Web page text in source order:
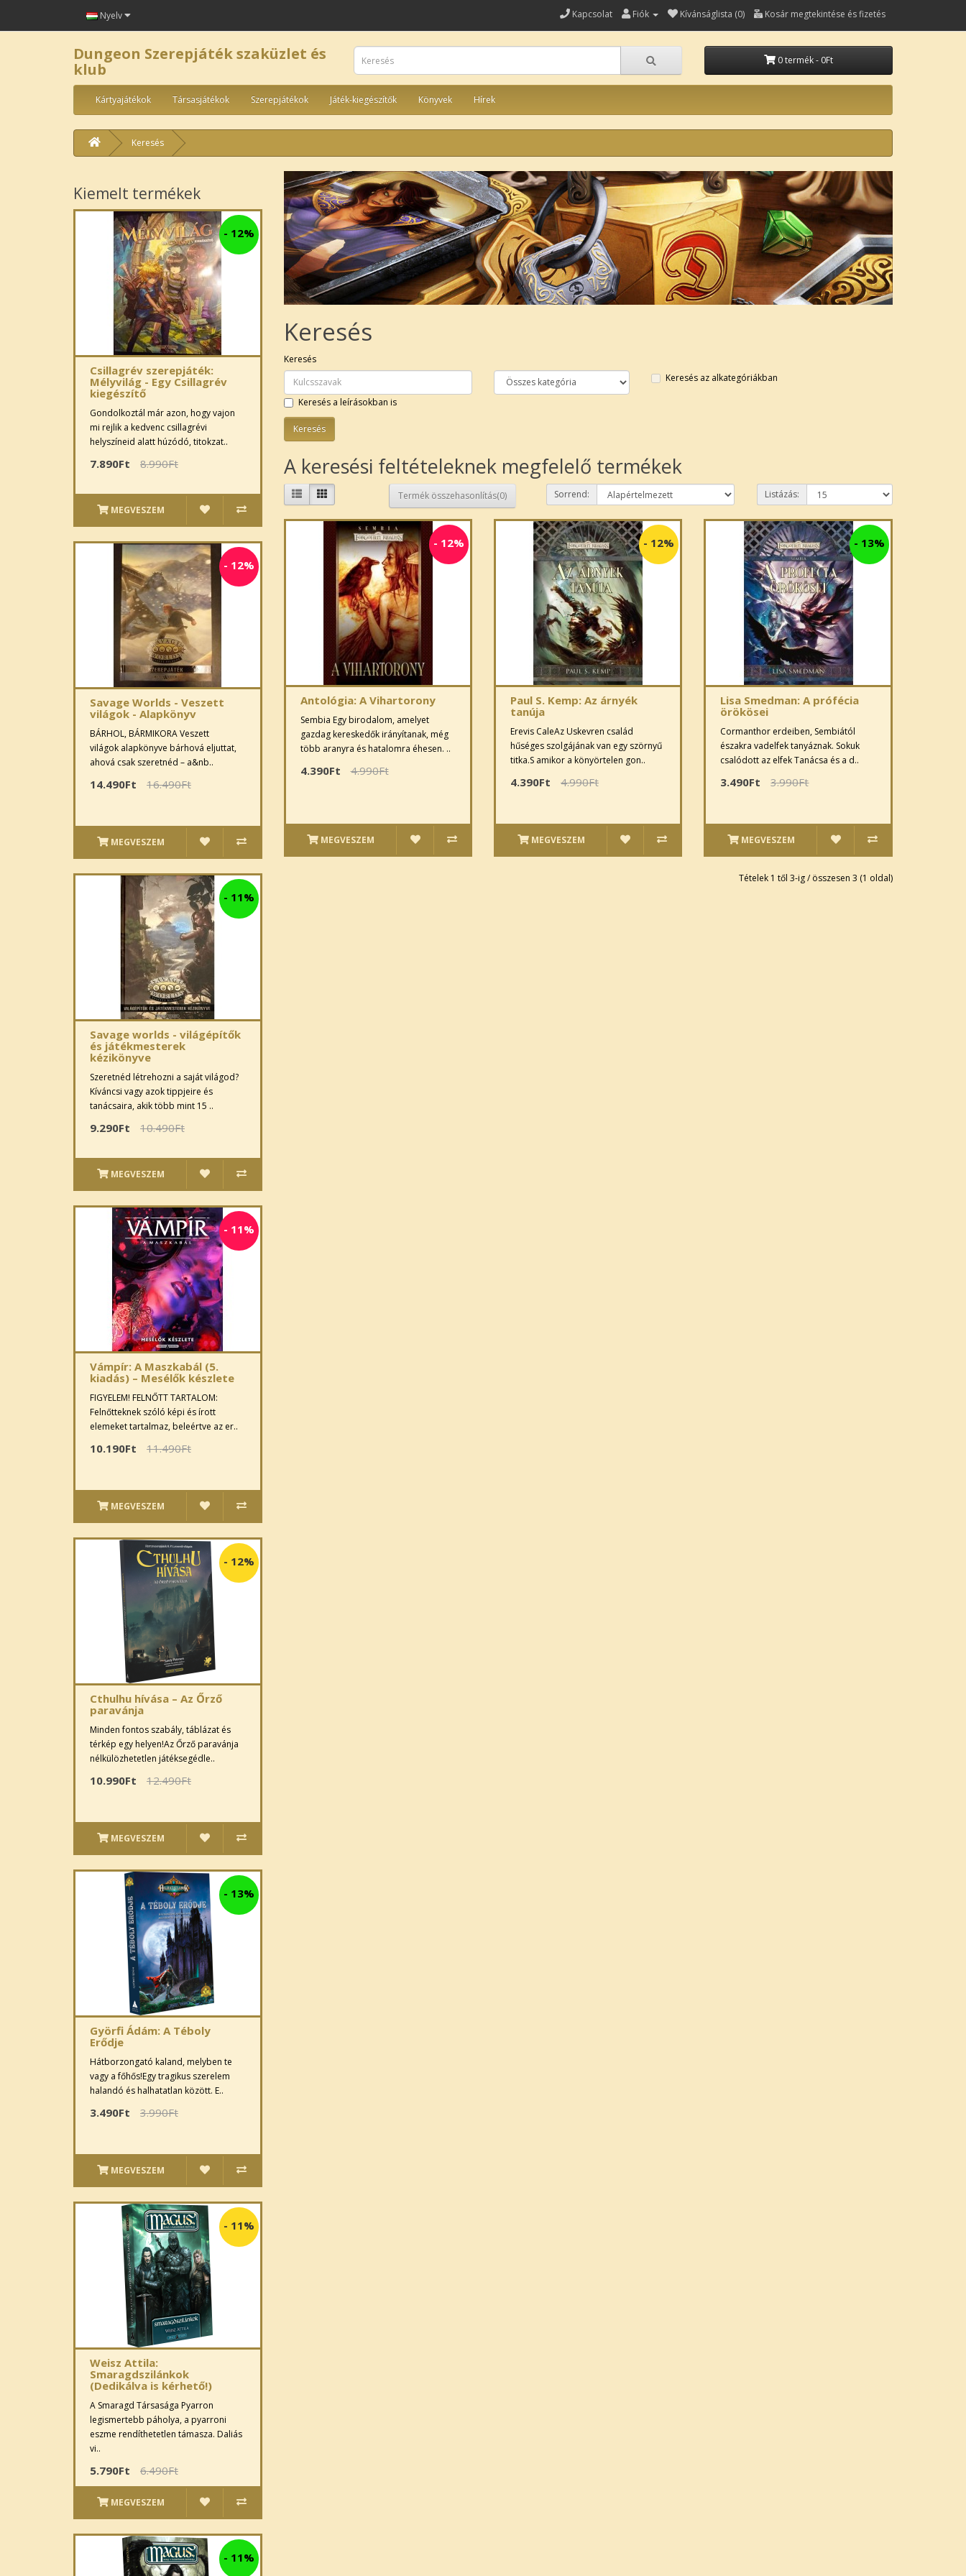
Nyelv Kapcsolat Fiók Kívánságlista (0) Kosár megtekintése és fizetés
Dungeon Szerepjáték szaküzlet és
klub
0 termék - 0Ft
Kártyajátékok Társasjátékok Szerepjátékok Játék-kiegészítők Könyvek Hírek
Keresés
Kiemelt termékek
- 12%
Csillagrév szerepjáték:
Mélyvilág - Egy Csillagrév
kiegészítő
Gondolkoztál már azon, hogy vajon
mi rejlik a kedvenc csillagrévi
helyszíneid alatt húzódó, titokzat..
7.890Ft 8.990Ft
MEGVESZEM
- 12%
Savage Worlds - Veszett
világok - Alapkönyv
BÁRHOL, BÁRMIKORA Veszett
világok alapkönyve bárhová eljuttat,
ahová csak szeretnéd – a&nb..
14.490Ft 16.490Ft
MEGVESZEM
- 11%
Savage worlds - világépítők
és játékmesterek
kézikönyve
Szeretnéd létrehozni a saját világod?
Kíváncsi vagy azok tippjeire és
tanácsaira, akik több mint 15 ..
9.290Ft 10.490Ft
MEGVESZEM
- 11%
Vámpír: A Maszkabál (5.
kiadás) – Mesélők készlete
FIGYELEM! FELNŐTT TARTALOM:
Felnőtteknek szóló képi és írott
elemeket tartalmaz, beleértve az er..
10.190Ft 11.490Ft
MEGVESZEM
- 12%
Cthulhu hívása – Az Őrző
paravánja
Minden fontos szabály, táblázat és
térkép egy helyen!Az Őrző paravánja
nélkülözhetetlen játéksegédle..
10.990Ft 12.490Ft
MEGVESZEM
- 13%
Györfi Ádám: A Téboly
Erődje
Hátborzongató kaland, melyben te
vagy a főhős!Egy tragikus szerelem
halandó és halhatatlan között. E..
3.490Ft 3.990Ft
MEGVESZEM
- 11%
Weisz Attila:
Smaragdszilánkok
(Dedikálva is kérhető!)
A Smaragd Társasága Pyarron
legismertebb páholya, a pyarroni
eszme rendíthetetlen támasza. Daliás
vi..
5.790Ft 6.490Ft
MEGVESZEM
- 11%
Keresés
Keresés
Keresés az alkategóriákban
Keresés a leírásokban is
A keresési feltételeknek megfelelő termékek
Termék összehasonlítás(0) Sorrend: Listázás:
- 12%
Antológia: A Vihartorony
Sembia Egy birodalom, amelyet
gazdag kereskedők irányítanak, még
több aranyra és hatalomra éhesen. ..
4.390Ft 4.990Ft
MEGVESZEM
- 12%
Paul S. Kemp: Az árnyék
tanúja
Erevis CaleAz Uskevren család
hűséges szolgájának van egy szörnyű
titka.S amikor a könyörtelen gon..
4.390Ft 4.990Ft
MEGVESZEM
- 13%
Lisa Smedman: A prófécia
örökösei
Cormanthor erdeiben, Sembiától
északra vadelfek tanyáznak. Sokuk
csalódott az elfek Tanácsa és a d..
3.490Ft 3.990Ft
MEGVESZEM
Tételek 1 től 3-ig / összesen 3 (1 oldal)